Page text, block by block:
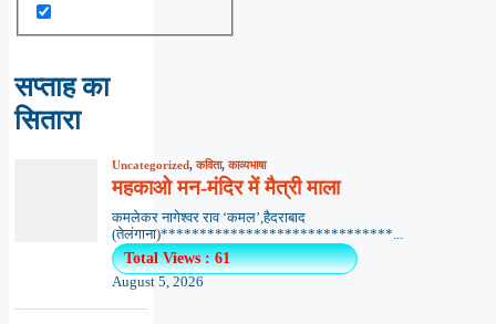
सप्ताह का
सितारा
Uncategorized,कविता,काव्यभाषा
महकाओ मन-मंदिर में मैत्री माला
कमलेकर नागेश्वर राव ‘कमल’,हैदराबाद
(तेलंगाना)******************************...
Total Views : 61
August 5, 2026